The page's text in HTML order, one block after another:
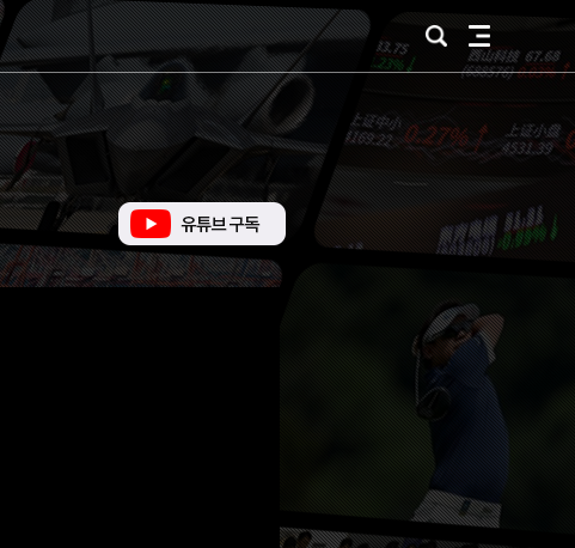
검 전
체
메
유
튜
브
바
로